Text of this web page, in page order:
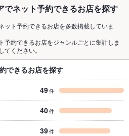
でネット予約できるお店を探す
ット予約できるお店を多数掲載していま
予約できるお店をジャンルごとに集計しま
ください。
できるお店を探す
49件
40件
39件